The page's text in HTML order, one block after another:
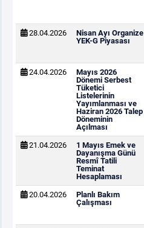
28.04.2026
Nisan Ayı Organize
YEK-G Piyasası
24.04.2026
Mayıs 2026
Dönemi Serbest
Tüketici
Listelerinin
Yayımlanması ve
Haziran 2026 Talep
Döneminin
Açılması
21.04.2026
1 Mayıs Emek ve
Dayanışma Günü
Resmî Tatili
Teminat
Hesaplaması
20.04.2026
Planlı Bakım
Çalışması